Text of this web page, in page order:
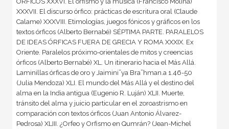
XXXVII. El discurso órfico: prácticas de escritura oral (Claude
Calame) XXXVIII. Etimologías, juegos fónicos y gráficos en los
textos órficos (Alberto Bernabé) SÉPTIMA PARTE. PARALELOS
DE IDEAS ÓRFICAS FUERA DE GRECIA Y ROMA XXXIX. Ex
Oriente. Paralelos próximo-orientales de mitos y creencias
órficos (Alberto Bernabé) XL. Un itinerario hacia el Más Allá.
Laminillas órficas de oro y Jaimini¯ya Bra¯hman.a 1.46-50
(Julia Mendoza) XLI. El mundo del Más Allá y el destino del
alma en la India antigua (Eugenio R. Luján) XLII. Muerte,
tránsito del alma y juicio particular en el zoroastrismo en
comparación con textos órficos (Juan Antonio Álvarez-
Pedrosa) XLIII. ¿Orfeo y Orfismo en Qumrán? (Jean-Michel